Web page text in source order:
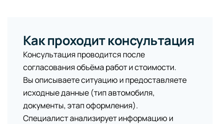
Как проходит консультация
Консультация проводится после
согласования объёма работ и стоимости.
Вы описываете ситуацию и предоставляете
исходные данные (тип автомобиля,
документы, этап оформления).
Специалист анализирует информацию и